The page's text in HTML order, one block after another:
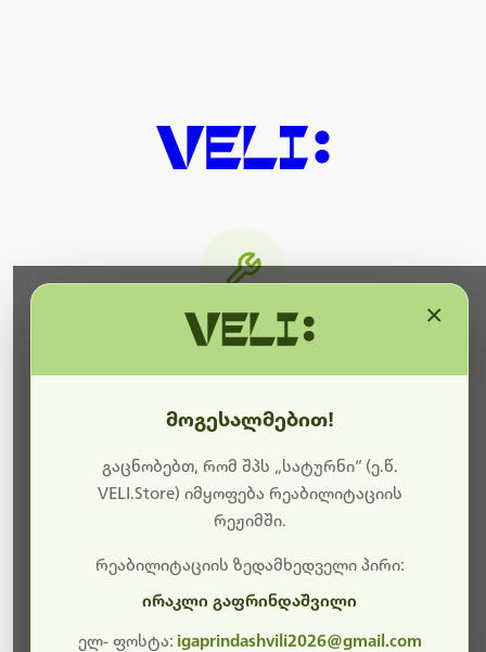
ბოდიშს გიხდით შეფერხებისთვის. ამჟამად
მიმდინარეობს საიტის განახლება და ტექნიკური
სამუშაოები.
მალე ისევ ხელმისაწვდომი იქნება. გმადლობთ
მოგესალმებით!
გაცნობებთ, რომ შპს „სატურნი“ (ე.წ.
VELI.Store) იმყოფება რეაბილიტაციის
რეჟიმში.
რეაბილიტაციის ზედამხედველი პირი:
ირაკლი გაფრინდაშვილი
ელ- ფოსტა: igaprindashvili2026@gmail.com
×